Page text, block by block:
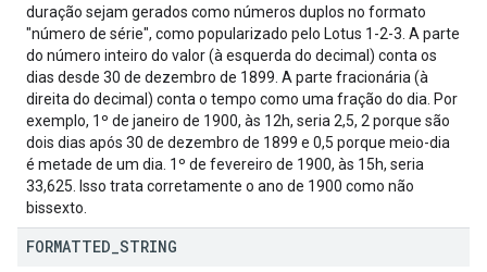
duração sejam gerados como números duplos no formato
"número de série", como popularizado pelo Lotus 1-2-3. A parte
do número inteiro do valor (à esquerda do decimal) conta os
dias desde 30 de dezembro de 1899. A parte fracionária (à
direita do decimal) conta o tempo como uma fração do dia. Por
exemplo, 1º de janeiro de 1900, às 12h, seria 2,5, 2 porque são
dois dias após 30 de dezembro de 1899 e 0,5 porque meio-dia
é metade de um dia. 1º de fevereiro de 1900, às 15h, seria
33,625. Isso trata corretamente o ano de 1900 como não
bissexto.
FORMATTED STRING